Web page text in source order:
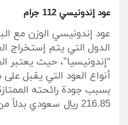
عود إندونيسي 112 جرام
الدول التي يتم إستخراج
“إندونيسيا”، حيث يعتبر
أنواع العود التي يقبل
بسبب جودة رائحته
216.85 ريال سعودي بدلاً من 433.71 ريال سعودي.